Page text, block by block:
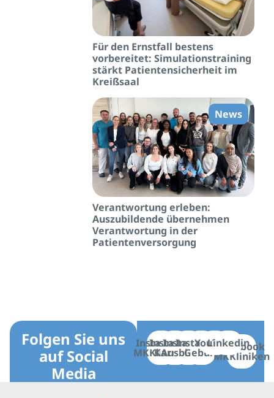
Für den Ernstfall bestens
vorbereitet: Simulationstraining
stärkt Patientensicherheit im
Kreißsaal
News
Verantwortung erleben:
Auszubildende übernehmen
Verantwortung in der
Patientenversorgung
Folgen Sie uns
auf Social
Media
Instagram
MKKliniken
Instagram
Karriere
Instagram
Ausbildung
Instagram
GeburtFacebook
MKKliniken
YouTube
Linkedin